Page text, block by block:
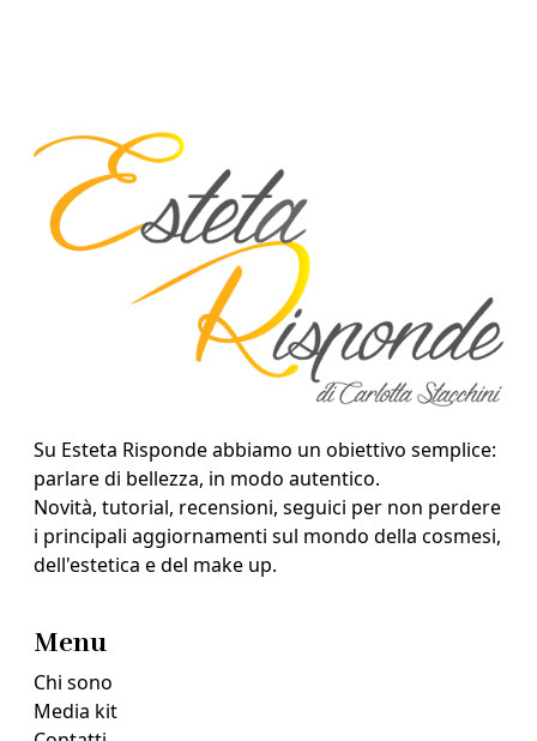
Su Esteta Risponde abbiamo un obiettivo semplice:
parlare di bellezza, in modo autentico.
Novità, tutorial, recensioni, seguici per non perdere
i principali aggiornamenti sul mondo della cosmesi,
dell'estetica e del make up.
Menu
Chi sono
Media kit